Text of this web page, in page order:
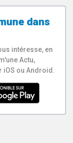
dans
intéresse, en
Actu,
iOS ou Android.